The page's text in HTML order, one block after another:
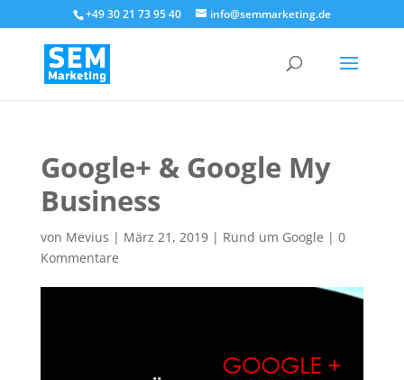
+49 30 21 73 95 40 info@semmarketing.de
Google+ & Google My
Business
von Mevius | März 21, 2019| Rund um Google | 0
Kommentare